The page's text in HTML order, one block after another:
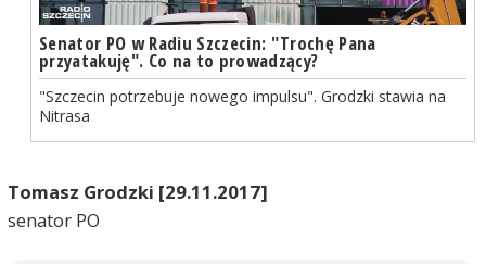
Senator PO w Radiu Szczecin: "Trochę Pana
przyatakuję". Co na to prowadzący?
"Szczecin potrzebuje nowego impulsu". Grodzki stawia na
Nitrasa
Tomasz Grodzki [29.11.2017]
senator PO